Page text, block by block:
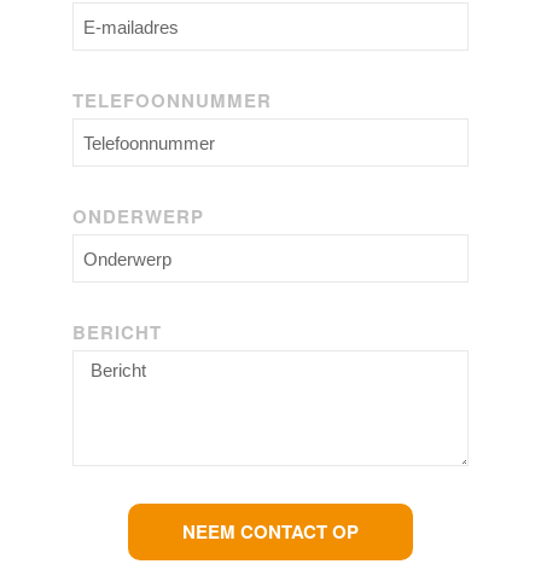
TELEFOONNUMMER
ONDERWERP
BERICHT
NEEM CONTACT OP